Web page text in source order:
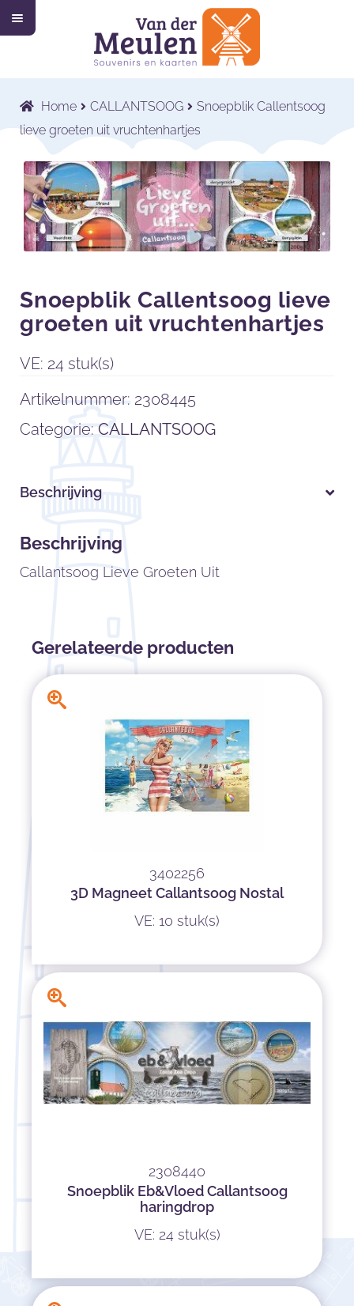
Ga
Ga
Collectie
Submenu
uitvouwen
Wat wij doen
Submenu
Voor wie wij werken
Submenu
uitvouwen
Contact
Shop
Home CALLANTSOOG
Snoepblik Callentsoog
lieve groeten uit vruchtenhartjes
Snoepblik Callentsoog lieve
groeten uit vruchtenhartjes
VE: 24 stuk(s)
Artikelnummer: 2308445
Categorie:CALLANTSOOG
Beschrijving
Beschrijving
Callantsoog Lieve Groeten Uit
Gerelateerde producten
3402256
3D Magneet Callantsoog Nostal
VE: 10 stuk(s)
2308440
Snoepblik Eb&Vloed Callantsoog
haringdrop
VE: 24 stuk(s)